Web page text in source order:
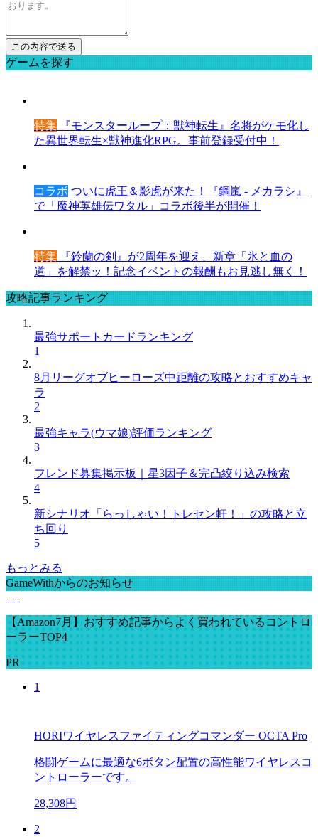
ゲームを探す
特集 『モンスターループ：獣神転生』名将がケモ化し
た異世界転生×獣神進化RPG。事前登録受付中！
コラボ ついに虎王＆影虎が来た！『鋼嵐 - メカラシ』
で「魔神英雄伝ワタル」コラボ後半が開催！
特集 『鈴蘭の剣』が2周年を迎え、新章「氷と血の
道」を解禁ッ！記念イベントの報酬もお見逃し無く！
攻略記事ランキング
最強サポートカードランキング
1
8月リーグオブヒーローズ中距離の攻略とおすすめキャ
ラ
2
最強キャラ(ウマ娘)評価ランキング
3
フレンド募集掲示板｜星3因子＆完凸絞り込み検索
4
新シナリオ「らっしゃい！トレセン軒！」の攻略と立
ち回り
5
もっとみる
GameWithからのお知らせ
【Amazon7月】おすすめ記事からよく買われているコントロ
ーラーTOP4
PR
1
HORIワイヤレスファイティングコマンダー OCTA Pro
格闘ゲームに最適な6ボタン配置の高性能ワイヤレスコ
ントローラーです。
28,308円
2